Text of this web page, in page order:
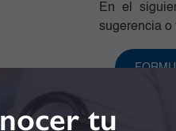
En el
sugerencia o
tu